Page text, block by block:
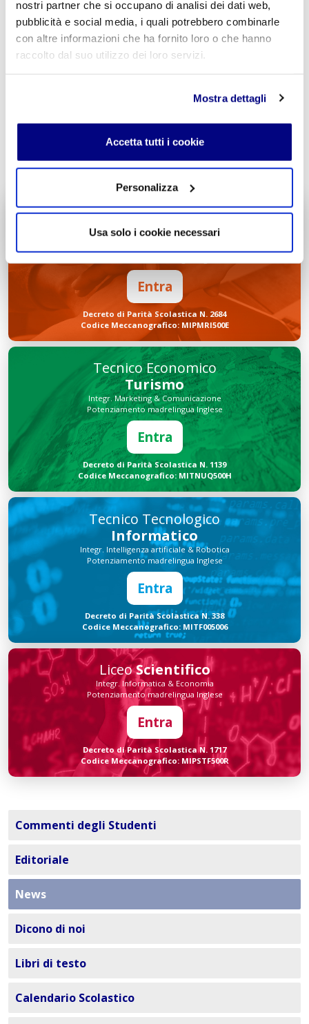
nostri partner che si occupano di analisi dei dati web,
pubblicità e social media, i quali potrebbero combinarle
con altre informazioni che ha fornito loro o che hanno
raccolto dal suo utilizzo dei loro servizi.
Mostra dettagli
Accetta tutti i cookie
Personalizza
Usa solo i cookie necessari
Acconsento al trattamento deidati personali.*
INVIA COMMENTO
Liceo delle Scienze Umane
Economico Sociale
Entra
Decreto di Parità Scolastica N. 2684
Codice Meccanografico: MIPMRI500E
Tecnico Economico
Turismo
Integr. Marketing & Comunicazione
Potenziamento madrelingua Inglese
Entra
Decreto di Parità Scolastica N. 1139
Codice Meccanografico: MITNUQ500H
Tecnico Tecnologico
Informatico
Integr. Intelligenza artificiale & Robotica
Potenziamento madrelingua Inglese
Entra
Decreto di Parità Scolastica N. 338
Codice Meccanografico: MITF005006
LiceoScientifico
Integr. Informatica & Economia
Potenziamento madrelingua Inglese
Entra
Decreto di Parità Scolastica N. 1717
Codice Meccanografico: MIPSTF500R
Commenti degli Studenti
Editoriale
News
Dicono di noi
Libri di testo
Calendario Scolastico